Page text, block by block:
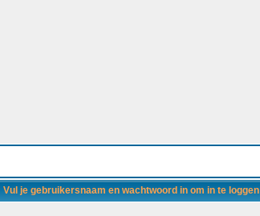
Vul je gebruikersnaam en wachtwoord in om in te loggen